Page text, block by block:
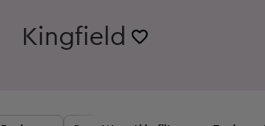
Kingfield